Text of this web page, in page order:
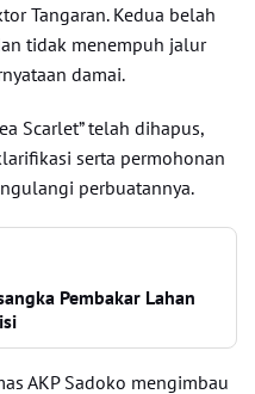
Tangaran. Kedua belah
tidak menempuh jalur
damai.
Scarlet” telah dihapus,
serta permohonan
perbuatannya.
Pembakar Lahan
AKP Sadoko mengimbau